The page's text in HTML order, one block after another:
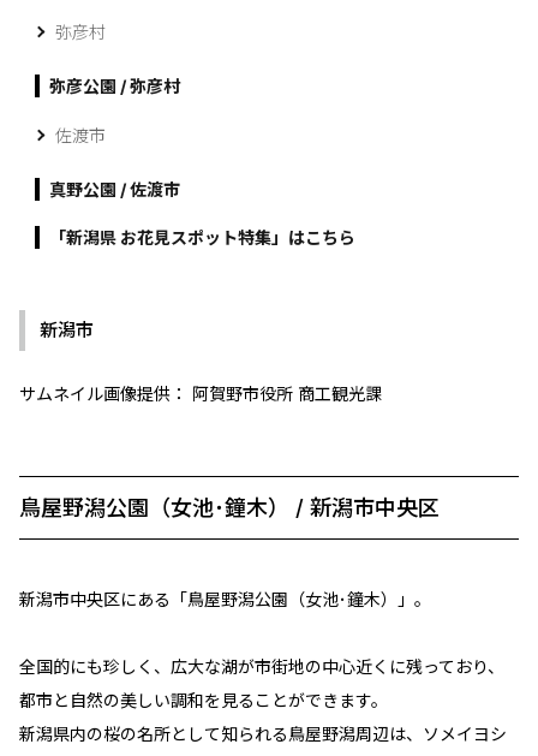
弥彦村
弥彦公園 / 弥彦村
佐渡市
真野公園 / 佐渡市
「新潟県 お花見スポット特集」はこちら
新潟市
サムネイル画像提供： 阿賀野市役所 商工観光課
鳥屋野潟公園（女池･鐘木） / 新潟市中央区
新潟市中央区にある「鳥屋野潟公園（女池･鐘木）」。
全国的にも珍しく、広大な湖が市街地の中心近くに残っており、
都市と自然の美しい調和を見ることができます。
新潟県内の桜の名所として知られる鳥屋野潟周辺は、ソメイヨシ